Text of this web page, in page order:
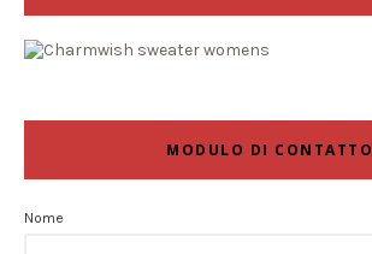
MODULO DI CONTATTO
Nome